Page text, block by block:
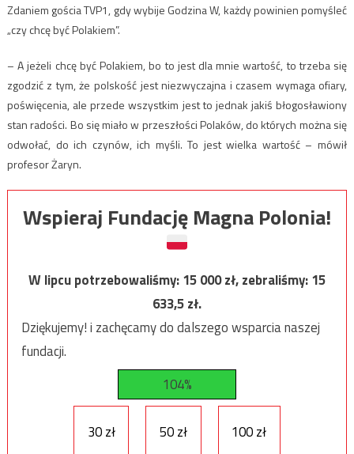
Zdaniem gościa TVP1, gdy wybije Godzina W, każdy powinien pomyśleć
„czy chcę być Polakiem”.
– A jeżeli chcę być Polakiem, bo to jest dla mnie wartość, to trzeba się
zgodzić z tym, że polskość jest niezwyczajna i czasem wymaga ofiary,
poświęcenia, ale przede wszystkim jest to jednak jakiś błogosławiony
stan radości. Bo się miało w przeszłości Polaków, do których można się
odwołać, do ich czynów, ich myśli. To jest wielka wartość – mówił
profesor Żaryn.
Wspieraj Fundację Magna Polonia!
W lipcu potrzebowaliśmy:15 000zł, zebraliśmy:15
633,5zł.
Dziękujemy! i zachęcamy do dalszego wsparcia naszej
fundacji.
104%
30 zł 50 zł 100 zł